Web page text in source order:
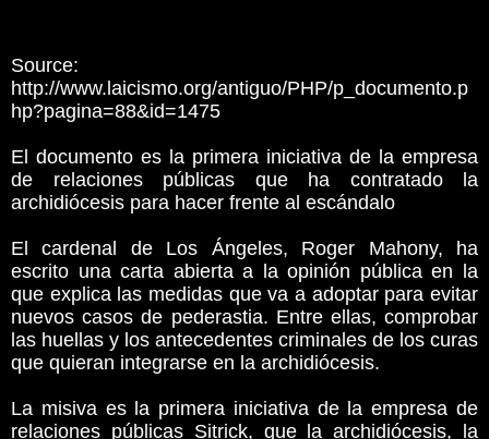
Source:
http://www.laicismo.org/antiguo/PHP/p_documento.p
hp?pagina=88&id=1475
El documento es la primera iniciativa de la empresa
de relaciones públicas que ha contratado la
archidiócesis para hacer frente al escándalo
El cardenal de Los Ángeles, Roger Mahony, ha
escrito una carta abierta a la opinión pública en la
que explica las medidas que va a adoptar para evitar
nuevos casos de pederastia. Entre ellas, comprobar
las huellas y los antecedentes criminales de los curas
que quieran integrarse en la archidiócesis.
La misiva es la primera iniciativa de la empresa de
relaciones públicas Sitrick, que la archidiócesis, la